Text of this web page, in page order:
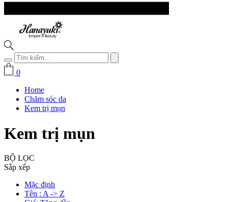
0
Home
Chăm sóc da
Kem trị mụn
Kem trị mụn
BỘ LỌC
Sắp xếp
Mặc định
Tên : A -> Z